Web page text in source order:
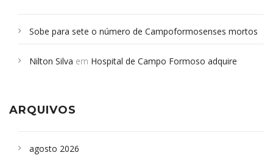
Sobe para sete o número de Campoformosenses mortos
Campoformosenses que morreram em desabamentos são
Nilton Silva em Hospital de Campo Formoso adquire
ARQUIVOS
agosto 2026